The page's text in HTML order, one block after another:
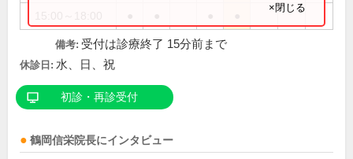
×閉じる
備考: 受付は診療終了 15分前まで
休診日: 水、日、祝
初診・再診受付
鶴岡信栄院長にインタビュー